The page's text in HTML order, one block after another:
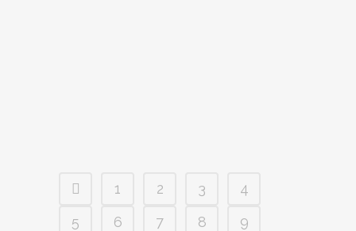
1 2 3
4
5
6 7 8
9